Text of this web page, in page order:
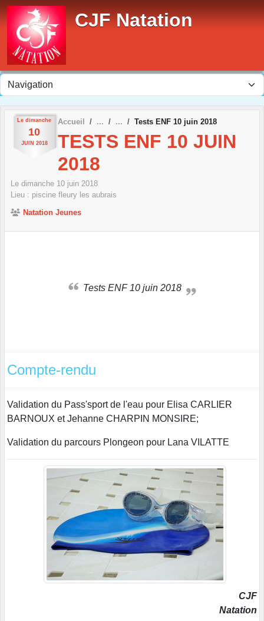
CJF Natation
Le dimanche
10
JUIN 2018
Accueil Tests ENF 10 juin 2018
TESTS ENF 10 JUIN
2018
Le dimanche 10 juin 2018
Lieu : piscine fleury les aubrais
Natation Jeunes
Tests ENF 10 juin 2018
Compte-rendu
Validation du Pass'sport de l'eau pour Elisa CARLIER
BARNOUX et Jehanne CHARPIN MONSIRE;
Validation du parcours Plongeon pour Lana VILATTE
CJF
Natation
Panneau de gestion des cookies